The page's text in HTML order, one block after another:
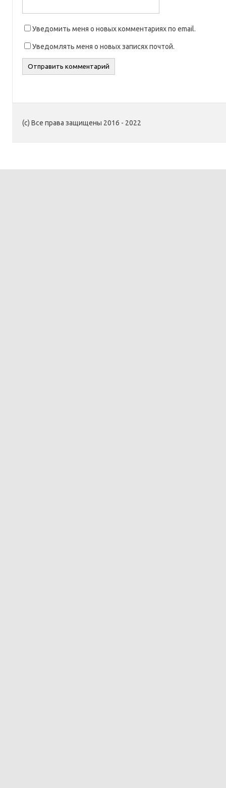
Уведомить меня о новых комментариях по email.
Уведомлять меня о новых записях почтой.
(c) Все права защищены 2016 - 2022